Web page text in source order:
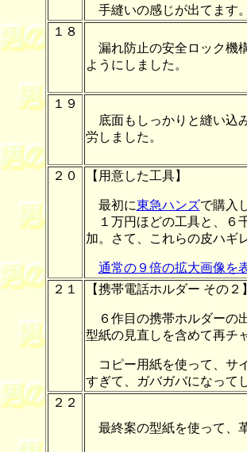
手縫いの感じが出てます。
１８
漏れ防止の安全ロック機
ようにしました。
１９
底面もしっかりと縫い込
労しました。
２０ 【用意した工具】
最初に東急ハンズで購入
１万円ほどの工具と、６
加。さて、これらの皮ハギ
通常の９倍の拡大画像を
２１
【携帯電話ホルダー その２
６作目の携帯ホルダーの
型紙の見直しを含めて再チ
コピー用紙を使って、サ
すぎて、ガバガバになって
２２
最終案の型紙を使って、